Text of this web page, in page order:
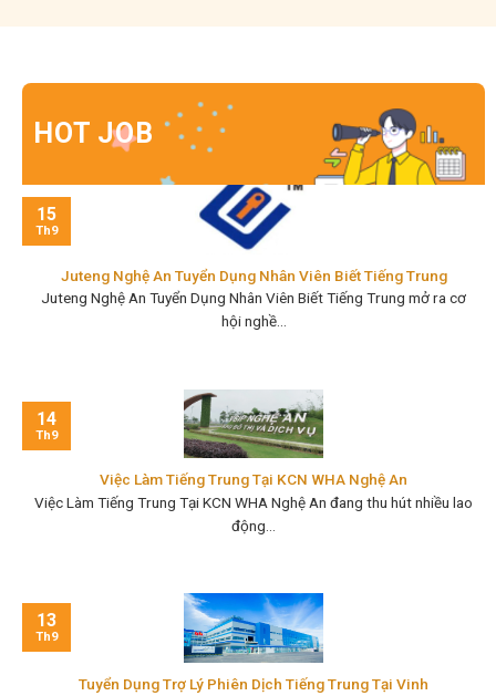
HOT JOB
Juteng Nghệ An Tuyển Dụng Nhân Viên Biết Tiếng Trung
Juteng Nghệ An Tuyển Dụng Nhân Viên Biết Tiếng Trung mở ra cơ
hội nghề...
15
Th9
Việc Làm Tiếng Trung Tại KCN WHA Nghệ An
Việc Làm Tiếng Trung Tại KCN WHA Nghệ An đang thu hút nhiều lao
động...
14
Th9
Tuyển Dụng Trợ Lý Phiên Dịch Tiếng Trung Tại Vinh
13
Th9